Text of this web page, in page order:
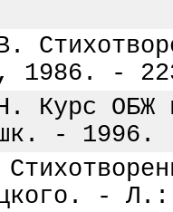
1986. -
Курс ОБЖ
шк. -
-